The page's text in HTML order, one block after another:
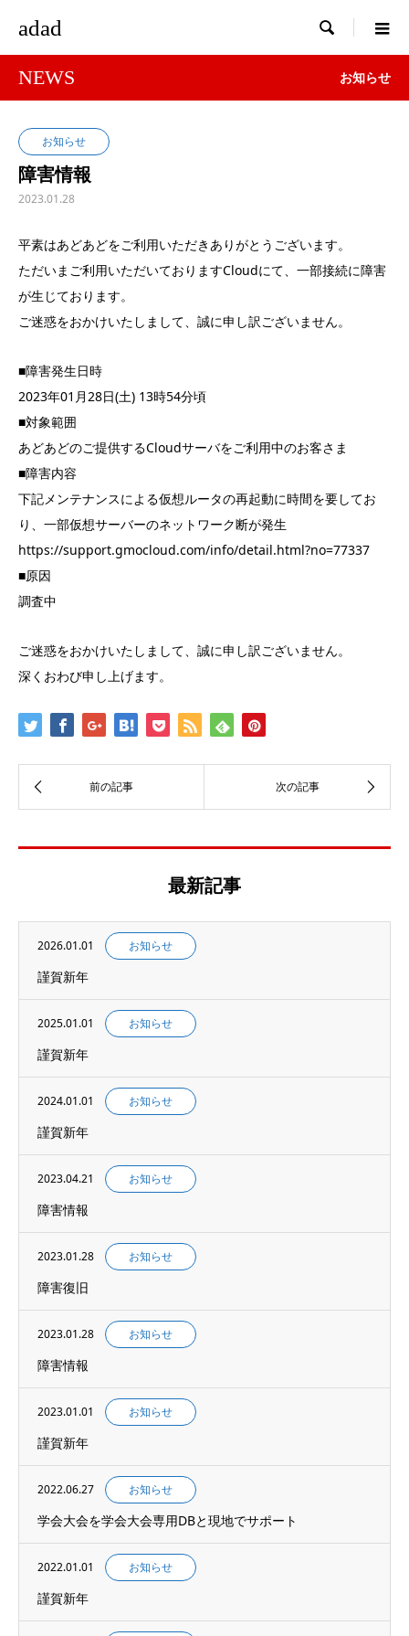
adad 
NEWS お知らせ
お知らせ
障害情報
2023.01.28
平素はあどあどをご利用いただきありがとうございます。
ただいまご利用いただいておりますCloudにて、一部接続に障害
が生じております。
ご迷惑をおかけいたしまして、誠に申し訳ございません。
■障害発生日時
2023年01月28日(土) 13時54分頃
■対象範囲
あどあどのご提供するCloudサーバをご利用中のお客さま
■障害内容
下記メンテナンスによる仮想ルータの再起動に時間を要してお
り、一部仮想サーバーのネットワーク断が発生
https://support.gmocloud.com/info/detail.html?no=77337
■原因
調査中
ご迷惑をおかけいたしまして、誠に申し訳ございません。
深くおわび申し上げます。
最新記事
2026.01.01 お知らせ
謹賀新年
2025.01.01 お知らせ
謹賀新年
2024.01.01 お知らせ
謹賀新年
2023.04.21 お知らせ
障害情報
2023.01.28 お知らせ
障害復旧
2023.01.28 お知らせ
障害情報
2023.01.01 お知らせ
謹賀新年
2022.06.27 お知らせ
学会大会を学会大会専用DBと現地でサポート
2022.01.01 お知らせ
謹賀新年